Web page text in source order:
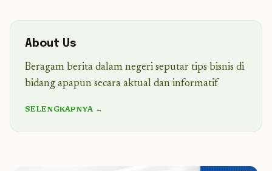
About Us
Beragam berita dalam negeri seputar tips bisnis di
bidang apapun secara aktual dan informatif
SELENGKAPNYA →